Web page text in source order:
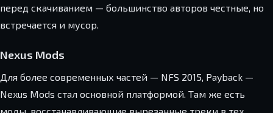
перед скачиванием — большинство авторов честные, но
встречается и мусор.
Nexus Mods
Для более современных частей — NFS 2015, Payback —
Nexus Mods стал основной платформой. Там же есть